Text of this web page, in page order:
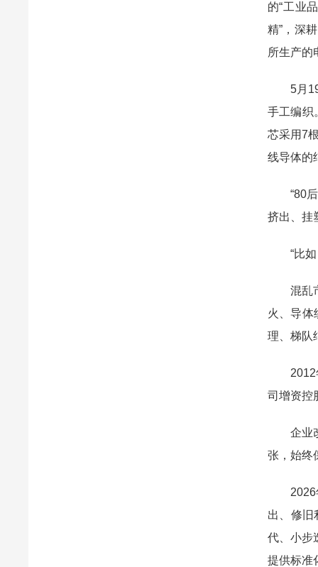
的“工业
精”，深
所生产的
5月
手工编织
芯采用7
线导体的
“80
挤出、挂
“比
混乱
火、导体
理、梯队
司增资控
企业
张，始终
出、修旧
代、小步
提供标准